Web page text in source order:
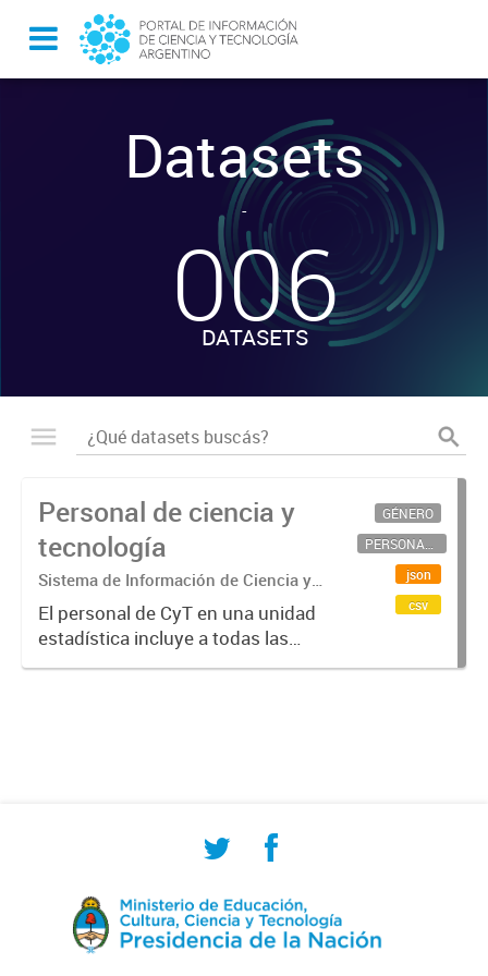
Datasets
-
006
DATASETS
Personal de ciencia y
tecnología
Sistema de Información de Ciencia y
Tecnología Argentino (SICYTAR)
El personal de CyT en una unidad
estadística incluye a todas las
personas involucradas
GÉNERO
PERSONAL CIENTÍFICO-TECNOLÓGICO
json
csv